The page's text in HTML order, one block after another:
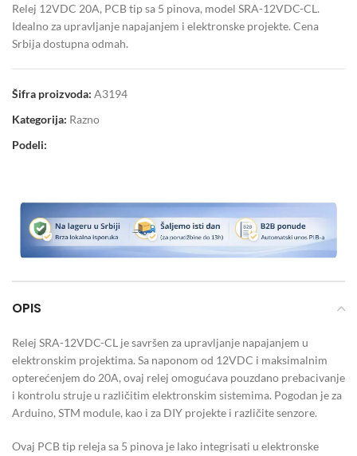
Relej 12VDC 20A, PCB tip sa 5 pinova, model SRA-12VDC-CL.
Idealno za upravljanje napajanjem i elektronske projekte. Cena
Srbija dostupna odmah.
Šifra proizvoda: A3194
Kategorija: Razno
Podeli:
OPIS
Relej SRA-12VDC-CL je savršen za upravljanje napajanjem u
elektronskim projektima. Sa naponom od 12VDC i maksimalnim
opterećenjem do 20A, ovaj relej omogućava pouzdano prebacivanje
i kontrolu struje u različitim elektronskim sistemima. Pogodan je za
Arduino, STM module, kao i za DIY projekte i različite senzore.
Ovaj PCB tip releja sa 5 pinova je lako integrisati u elektronske